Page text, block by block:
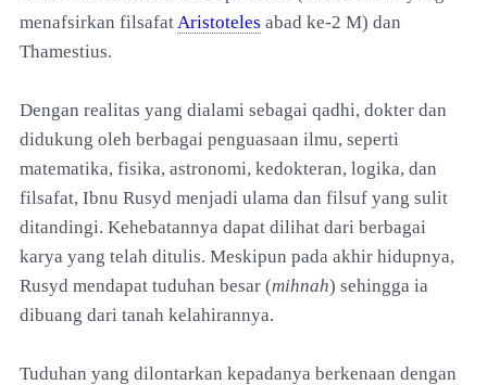
menafsirkan filsafatAristoteles abad ke-2 M) dan
Thamestius.
Dengan realitas yang dialami sebagai qadhi, dokter dan
didukung oleh berbagai penguasaan ilmu, seperti
matematika, fisika, astronomi, kedokteran, logika, dan
filsafat, Ibnu Rusyd menjadi ulama dan filsuf yang sulit
ditandingi. Kehebatannya dapat dilihat dari berbagai
karya yang telah ditulis. Meskipun pada akhir hidupnya,
Rusyd mendapat tuduhan besar (mihnah) sehingga ia
dibuang dari tanah kelahirannya.
Tuduhan yang dilontarkan kepadanya berkenaan dengan